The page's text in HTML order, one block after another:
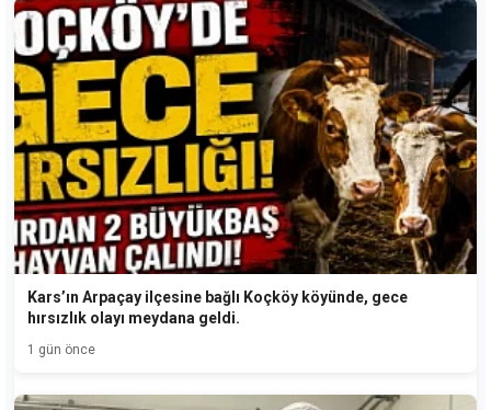
Kars’ın Arpaçay ilçesine bağlı Koçköy köyünde, gece
hırsızlık olayı meydana geldi.
1 gün önce